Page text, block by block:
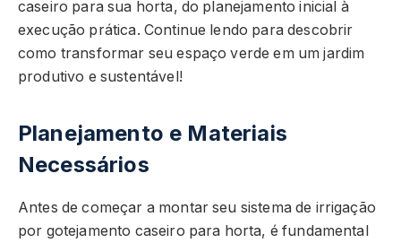
caseiro para sua horta, do planejamento inicial à
execução prática. Continue lendo para descobrir
como transformar seu espaço verde em um jardim
produtivo e sustentável!
Planejamento e Materiais
Necessários
Antes de começar a montar seu sistema de irrigação
por gotejamento caseiro para horta, é fundamental